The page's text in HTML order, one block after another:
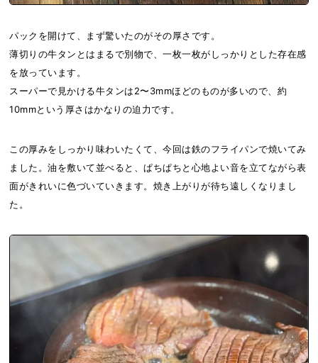
パックを開けて、まず驚いたのがその厚さです。
薄切りの牛タンとはまるで別物で、一枚一枚がしっかりとした存在感
を放っています。
スーパーで見かける牛タンは2〜3mmほどのものが多いので、約
10mmという厚さはかなりの迫力です。
この厚みをしっかり味わいたくて、今回は鉄のフライパンで焼いてみ
ました。油を敷いて並べると、ぱちぱちと心地よい音を立てながら表
面がきれいに色づいていきます。焼き上がりが待ち遠しくなりまし
た。